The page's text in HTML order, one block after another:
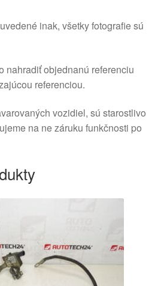
inak, všetky fotografie sú
nahradiť objednanú referenciu
referenciou.
vozidiel, sú starostlivo
na ne záruku funkčnosti po